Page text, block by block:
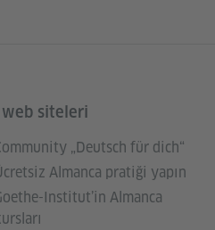
siteleri
„Deutsch für dich“
Almanca pratiği yapın
Institut’in Almanca